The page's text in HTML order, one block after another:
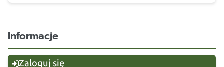
Informacje
Zaloguj się